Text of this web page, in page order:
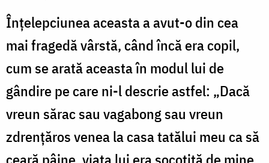
Înțelepciunea aceasta a avut-o din cea
mai fragedă vârstă, când încă era copil,
cum se arată aceasta în modul lui de
gândire pe care ni-l descrie astfel: „Dacă
vreun sărac sau vagabong sau vreun
zdrențăros venea la casa tatălui meu ca să